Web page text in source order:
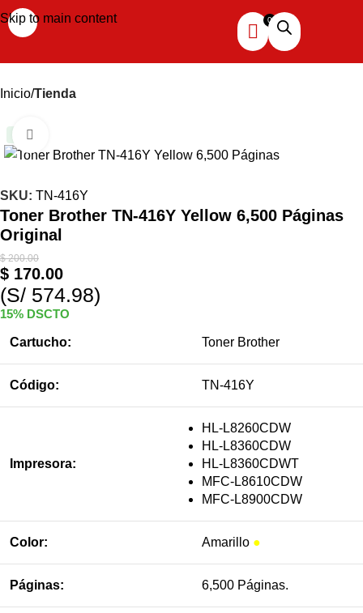
Skip to main content
Inicio Tienda
SKU: TN-416Y
Toner Brother TN-416Y Yellow 6,500 Páginas
Original
$200.00
$ 170.00
(S/ 574.98)
15% DSCTO
Cartucho: Toner Brother
Código: TN-416Y
Impresora:
HL-L8260CDW
HL-L8360CDW
HL-L8360CDWT
MFC-L8610CDW
MFC-L8900CDW
Color: Amarillo ●
Páginas: 6,500 Páginas.